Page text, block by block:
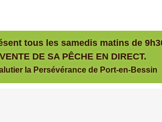
tous les samedis matins de
VENTE DE SA PÊCHE EN DIRECT.
la Persévérance de Port-en-Bessin